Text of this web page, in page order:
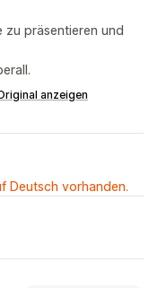
zu präsentieren und
anzeigen
Deutsch vorhanden.